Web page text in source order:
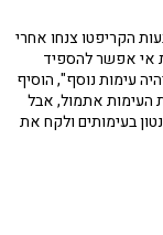
העימות, מטבעות הקריפטו צנחו אחרי
אי אפשר להספיד
עימות נוסף", הוסיף
העימות אתמול, אבל
בעימותים ולקח את